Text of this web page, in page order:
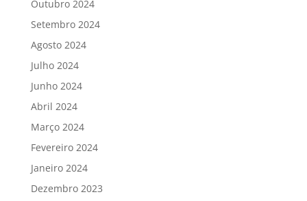
Outubro 2024
Setembro 2024
Agosto 2024
Julho 2024
Junho 2024
Abril 2024
Março 2024
Fevereiro 2024
Janeiro 2024
Dezembro 2023